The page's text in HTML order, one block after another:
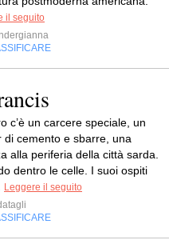
il seguito
c’è un carcere speciale, un
di cemento e sbarre, una
alla periferia della città sarda.
dentro le celle. I suoi ospiti
Leggere il seguito